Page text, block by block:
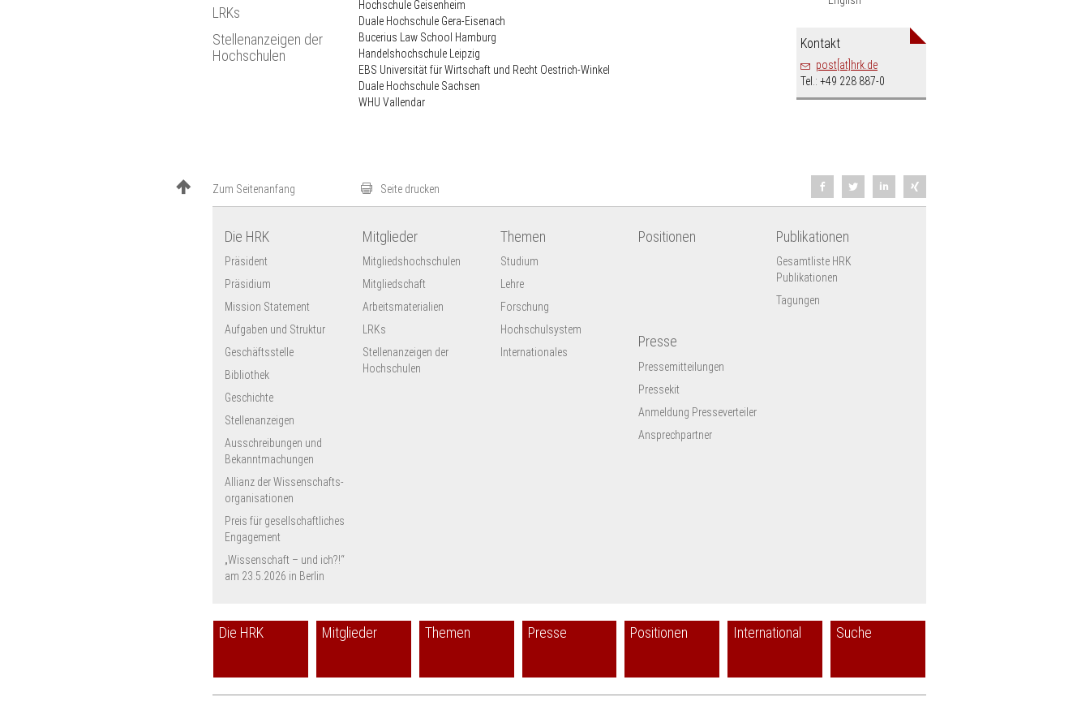
organisationen
Preis für gesellschaftliches
„Wissenschaft – und ich?!“ am
öffnen
APS - Vereinfachtes
Verfahren
Diploma Supplement
LRKs
Stellenanzeigen der
Hochschulen
Hochschule Geisenheim
Duale Hochschule Gera-Eisenach
Bucerius Law School Hamburg
Handelshochschule Leipzig
EBS Universität für Wirtschaft und Recht Oestrich-Winkel
Duale Hochschule Sachsen
WHU Vallendar
Kontakt
post[at]hrk.de
Tel.: +49 228 887-0
Zum Seitenanfang Seite drucken
Die HRK
Präsident
Präsidium
Mission Statement
Aufgaben und Struktur
Geschäftsstelle
Bibliothek
Geschichte
Stellenanzeigen
Ausschreibungen und
Bekanntmachungen
Allianz der Wissenschafts­
organisationen
Preis für gesellschaftliches
Engagement
„Wissenschaft – und ich?!“
am 23.5.2026 in Berlin
Mitglieder
Mitgliedshochschulen
Mitgliedschaft
Arbeitsmaterialien
LRKs
Stellenanzeigen der
Hochschulen
Themen
Studium
Lehre
Forschung
Hochschulsystem
Internationales
Positionen Publikationen
Gesamtliste HRK
Publikationen
Tagungen
Presse
Pressemitteilungen
Pressekit
Anmeldung Presseverteiler
Ansprechpartner
Die HRK Mitglieder Themen Presse Positionen International Suche